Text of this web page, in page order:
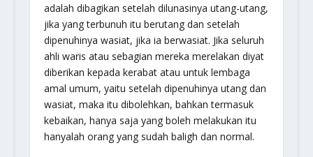
adalah dibagikan setelah dilunasinya utang-utang,
jika yang terbunuh itu berutang dan setelah
dipenuhinya wasiat, jika ia berwasiat. Jika seluruh
ahli waris atau sebagian mereka merelakan diyat
diberikan kepada kerabat atau untuk lembaga
amal umum, yaitu setelah dipenuhinya utang dan
wasiat, maka itu dibolehkan, bahkan termasuk
kebaikan, hanya saja yang boleh melakukan itu
hanyalah orang yang sudah baligh dan normal.